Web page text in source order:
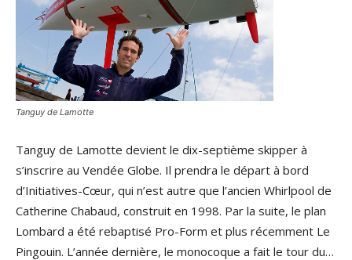
Tanguy de Lamotte
Tanguy de Lamotte devient le dix-septième skipper à
s’inscrire au Vendée Globe. Il prendra le départ à bord
d’Initiatives-Cœur, qui n’est autre que l’ancien Whirlpool de
Catherine Chabaud, construit en 1998. Par la suite, le plan
Lombard a été rebaptisé Pro-Form et plus récemment Le
Pingouin. L’année dernière, le monocoque a fait le tour du…